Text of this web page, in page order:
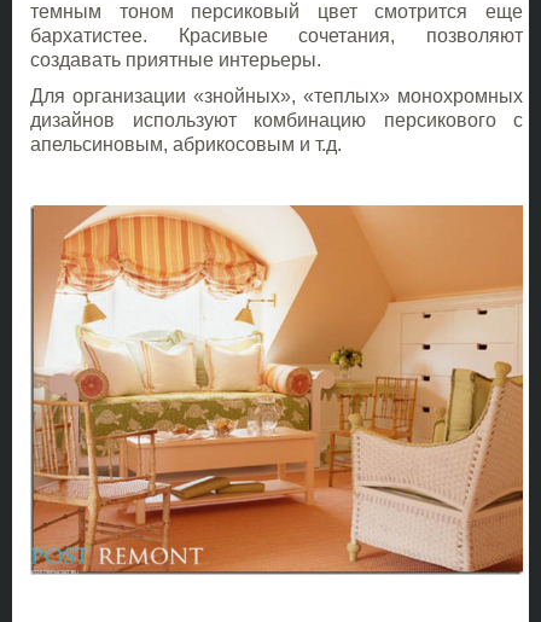
темным тоном персиковый цвет смотрится еще
бархатистее. Красивые сочетания, позволяют
создавать приятные интерьеры.
Для организации «знойных», «теплых» монохромных
дизайнов используют комбинацию персикового с
апельсиновым, абрикосовым и т.д.